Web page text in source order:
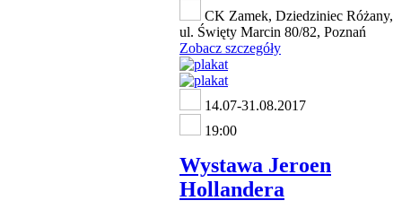
CK Zamek, Dziedziniec Różany,
ul. Święty Marcin 80/82, Poznań
Zobacz szczegóły
14.07-31.08.2017
19:00
Wystawa Jeroen
Hollandera